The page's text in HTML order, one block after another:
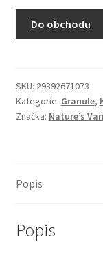
N&D Farmina
Pamlsky pro
Purizon pro
Veterinární
Do obchodu
SKU: 29392671073
Kategorie: Granule,
Značka: Nature’s
Popis
Popis